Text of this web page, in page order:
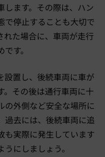
します。その際は、ハン
で停止することも大切で
れた場合に、車両が走行
す。
設置し、後続車両に車が
。その後は通行車両に十
の外側など安全な場所に
過去には、後続車両に追
も実際に発生しています
にしましょう。